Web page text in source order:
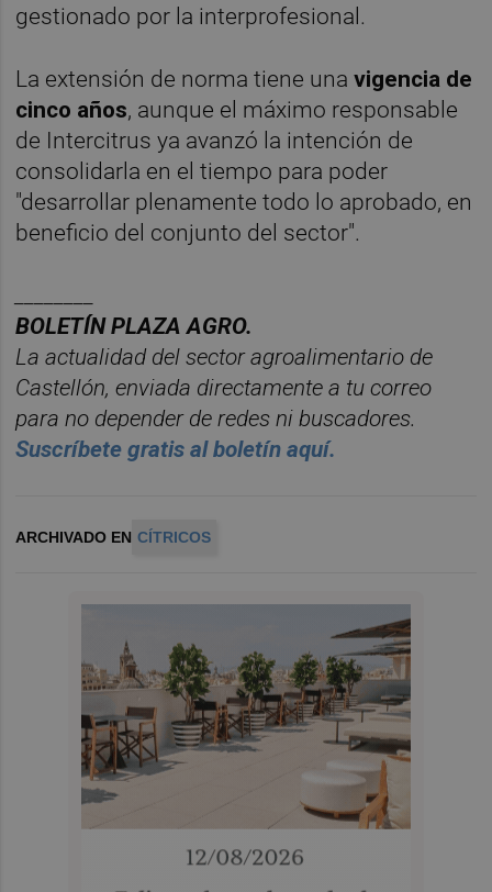
gestionado por la interprofesional.
La extensión de norma tiene unavigencia de
cinco años, aunque el máximo responsable
de Intercitrus ya avanzó la intención de
consolidarla en el tiempo para poder
"desarrollar plenamente todo lo aprobado, en
beneficio del conjunto del sector".
BOLETÍN PLAZA AGRO.
La actualidad del sector agroalimentario de
Castellón, enviada directamente a tu correo
para no depender de redes ni buscadores.
Suscríbete gratis al boletín aquí.
ARCHIVADO EN CÍTRICOS